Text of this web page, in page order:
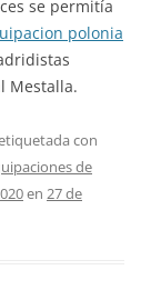
se permitía
polonia
Mestalla.
con
de
en 27 de